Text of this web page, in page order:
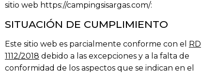
sitio web https://campingsisargas.com/:
SITUACIÓN DE CUMPLIMIENTO
Este sitio web es parcialmente conforme con el RD
1112/2018 debido a las excepciones y a la falta de
conformidad de los aspectos que se indican en el